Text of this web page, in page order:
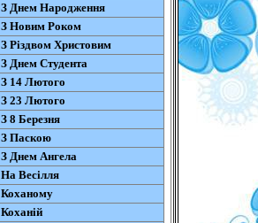
З Днем Народження
З Новим Роком
З Різдвом Христовим
З Днем Студента
З 14 Лютого
З 23 Лютого
З 8 Березня
З Паскою
З Днем Ангела
На Весілля
Коханому
Коханій